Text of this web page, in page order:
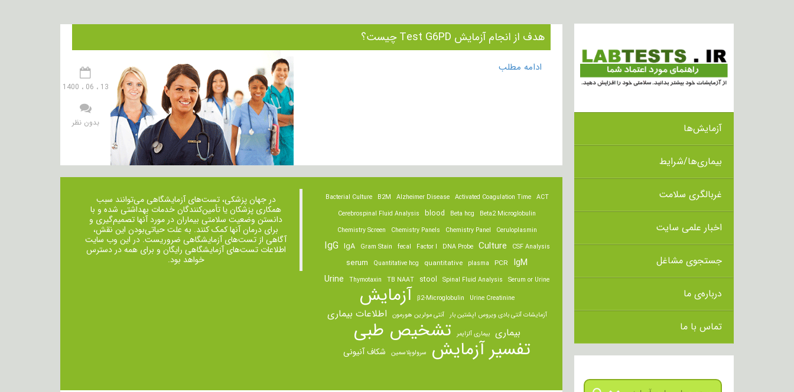
آزمایش‌ها
بیماری‌ها/شرایط
غربالگری سلامت
اخبار علمی سایت
جستجوی مشاغل
درباره‌ی ما
تماس با ما
هدف از انجام آزمایش Test G6PD چیست؟
13 ، 06 ، 1400
بدون نظر
ادامه مطلب
ACT
Activated Coagulation Time
Alzheimer Disease
B2M
Bacterial Culture
Beta2 Microglobulin
Beta hcg
blood
Cerebrospinal Fluid Analysis
Ceruloplasmin
Chemistry Panel
Chemistry Panels
Chemistry Screen
CSF Analysis
Culture
DNA Probe
Factor I
fecal
Gram Stain
IgA
IgG
IgM
PCR
plasma
quantitative
Quantitative hcg
serum
Serum or Urine
Spinal Fluid Analysis
stool
TB NAAT
Thymotaxin
Urine
Urine Creatinine
β2-Microglobulin آزمایش
آزمایشات آنتی بادی ویروس اپشتین بار آنتی مولرین هورمون اطلاعات بیماری
بیماری بیماری آلزایمر تشخیص طبی
تفسیر آزمایش سرولوپلاسمین شکاف آنیونی
در جهان پزشکی، تست‌های آزمایشگاهی می‌توانند سبب
همکاری پزشکان یا تأمین‌کنندگان خدمات بهداشتی شده و با
دانستن وضعیت سلامتی بیماران در مورد آنها تصمیم‌گیری و
برای درمان ‌آنها کمک کنند. به علت حیاتی‌بودن این نقش،
آگاهی از تست‌های آزمایشگاهی ضروریست. در این وب سایت
اطلاعات تست‌های آزمایشگاهی رایگان و برای همه در دسترس
خواهد بود.